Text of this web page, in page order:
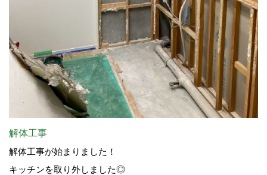
解体工事
解体工事が始まりました！
キッチンを取り外しました◎